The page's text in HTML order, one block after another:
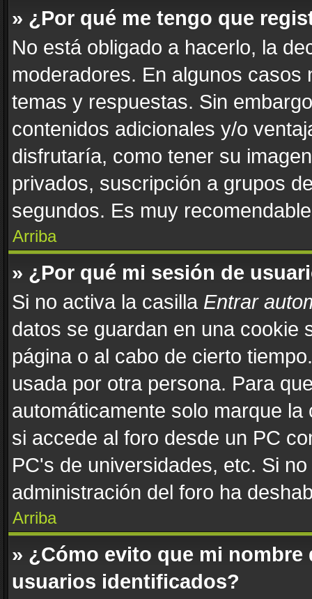
» ¿Por qué me tengo que
No está obligado a hacerlo, la
moderadores. En algunos
temas y respuestas. Sin
contenidos adicionales y/o
disfrutaría, como tener su
privados, suscripción a grupos
segundos. Es muy
Arriba
» ¿Por qué mi sesión de
Si no activa la casilla Entrar
datos se guardan en una cookie
página o al cabo de cierto
usada por otra persona. Para
automáticamente solo marque
si accede al foro desde un PC
PC's de universidades, etc. Si
administración del foro ha
Arriba
» ¿Cómo evito que mi
usuarios identificados?